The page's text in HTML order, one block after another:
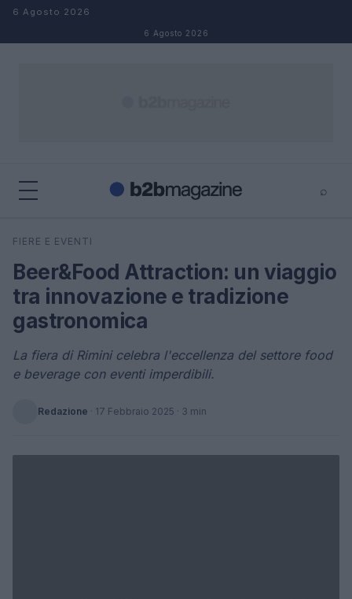
Salta al contenuto
6 Agosto 2026
6 Agosto 2026
⌕
Cerca
FIERE E EVENTI
Beer&Food Attraction: un viaggio
tra innovazione e tradizione
gastronomica
La fiera di Rimini celebra l'eccellenza del settore food
e beverage con eventi imperdibili.
Redazione · 17 Febbraio 2025 · 3 min